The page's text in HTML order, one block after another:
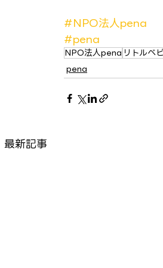
#NPO法人pena
#pena
NPO法人pena リトルベ
pena
最新記事